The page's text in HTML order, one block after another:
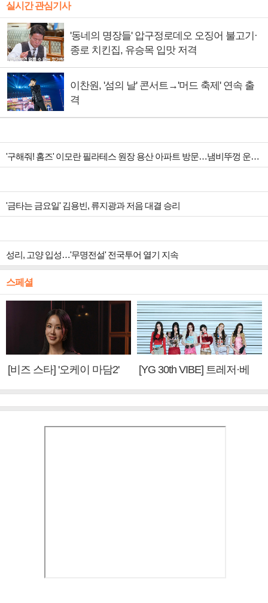
실시간 관심기사
'동네의 명장들' 압구정로데오 오징어 불고기·
종로 치킨집, 유승목 입맛 저격
이찬원, '섬의 날' 콘서트→'머드 축제' 연속 출
격
'구해줘! 홈즈' 이모란 필라테스 원장 용산 아파트 방문…냄비뚜껑 운동법 소개
'금타는 금요일' 김용빈, 류지광과 저음 대결 승리
성리, 고양 입성…'무명전설' 전국투어 열기 지속
스페셜
[비즈 스타] '오케이 마담2'
[YG 30th VIBE] 트레저·베